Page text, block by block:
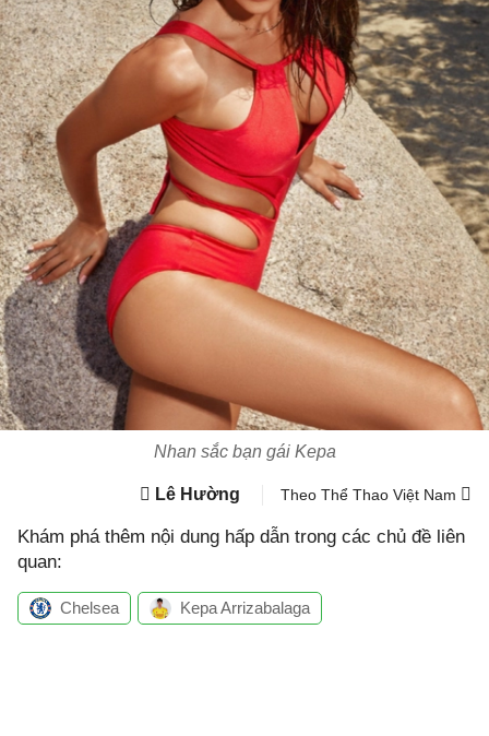
Nhan sắc bạn gái Kepa
Lê Hường Theo Thể Thao Việt Nam
Khám phá thêm nội dung hấp dẫn trong các chủ đề liên
quan:
Chelsea Kepa Arrizabalaga